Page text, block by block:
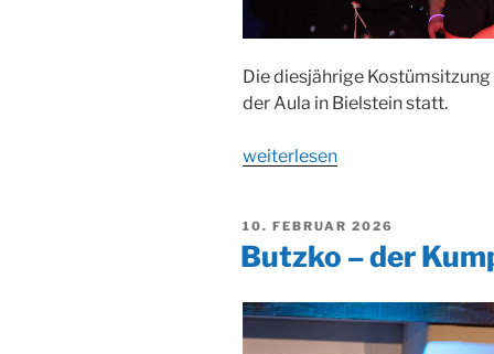
Die diesjährige
der Aula in Bielstein statt.
„Kostümsitzung
weiterlesen
VERÖFFENTLICHT
AM
10. FEBRUAR 2026
Butzko – der